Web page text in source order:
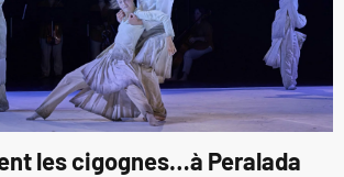
les cigognes…à Peralada